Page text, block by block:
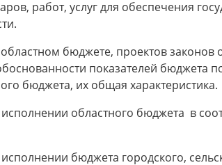
работ, услуг для обеспечения
бюджете, проектов
показателей бюджета
бюджета, их общая характеристика.
областного бюджета в
бюджета городского,